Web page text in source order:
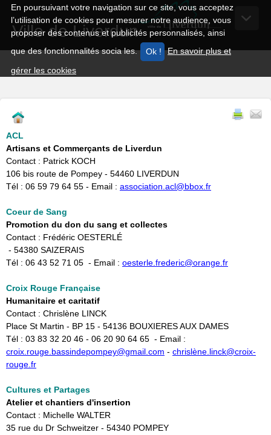
En poursuivant votre navigation sur ce site, vous acceptez
l’utilisation de cookies pour mesurer notre audience, vous
proposer des contenus et publicités personnalisés, ainsi
que des fonctionnalités socia les.
En savoir plus et
gérer les cookies
Ville de Liverdun
ACL
Artisans et Commerçants de Liverdun
Contact : Patrick KOCH
106 bis route de Pompey - 54460 LIVERDUN
Tél : 06 59 79 64 55 - Email : association.acl@bbox.fr
Coeur de Sang
Promotion du don du sang et collectes
Contact : Frédéric OESTERLÉ
- 54380 SAIZERAIS
Tél : 06 43 52 71 05 - Email : oesterle.frederic@orange.fr
Croix Rouge Française
Humanitaire et caritatif
Contact : Chrislène LINCK
Place St Martin - BP 15 - 54136 BOUXIERES AUX DAMES
Tél : 03 83 32 20 46 - 06 20 90 64 65 - Email :
croix.rouge.bassindepompey@gmail.com​ - chrislène.linck@croix-
rouge.fr
Cultures et Partages
Atelier et chantiers d'insertion
Contact : Michelle WALTER
35 rue du Dr Schweitzer - 54340 POMPEY